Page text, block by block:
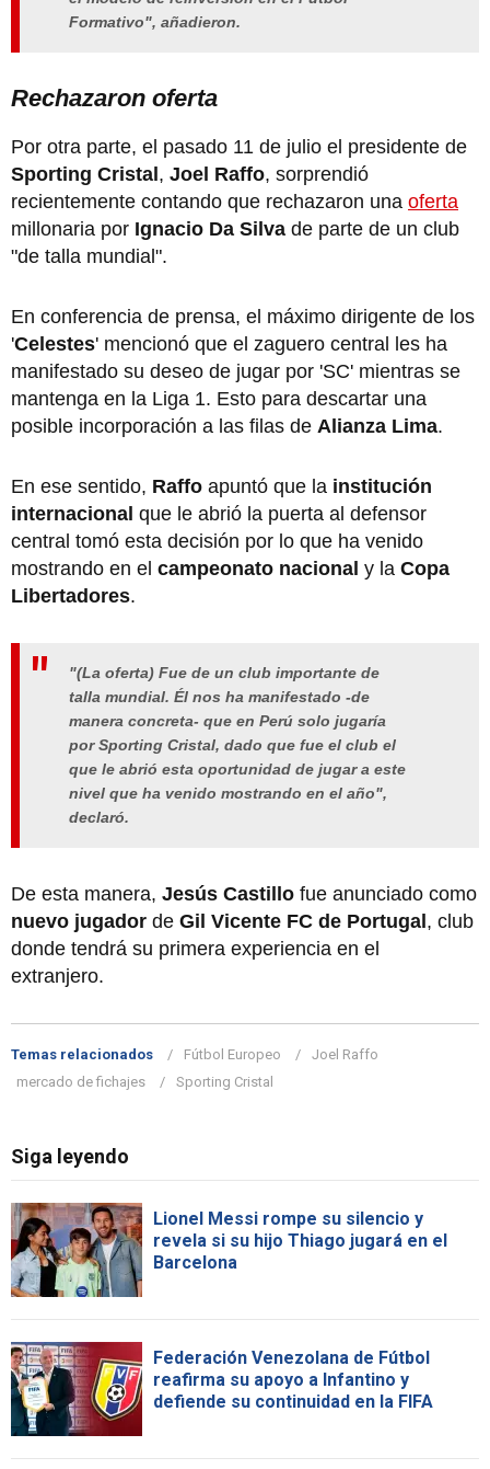
Formativo", añadieron.
Rechazaron oferta
Por otra parte, el pasado 11 de julio el presidente de
Sporting Cristal, Joel Raffo, sorprendió
recientemente contando que rechazaron una oferta
millonaria por Ignacio Da Silva de parte de un club
"de talla mundial".
En conferencia de prensa, el máximo dirigente de los
'Celestes' mencionó que el zaguero central les ha
manifestado su deseo de jugar por 'SC' mientras se
mantenga en la Liga 1. Esto para descartar una
posible incorporación a las filas de Alianza Lima.
En ese sentido, Raffo apuntó que la institución
internacional que le abrió la puerta al defensor
central tomó esta decisión por lo que ha venido
mostrando en el campeonato nacional y la Copa
Libertadores.
"(La oferta) Fue de un club importante de
talla mundial. Él nos ha manifestado -de
manera concreta- que en Perú solo jugaría
por Sporting Cristal, dado que fue el club el
que le abrió esta oportunidad de jugar a este
nivel que ha venido mostrando en el año",
declaró.
De esta manera, Jesús Castillo fue anunciado como
nuevo jugador de Gil Vicente FC de Portugal , club
donde tendrá su primera experiencia en el
extranjero.
Temas relacionados Fútbol Europeo
Joel Raffo
mercado de fichajes
Sporting Cristal
Siga leyendo
Lionel Messi rompe su silencio y
revela si su hijo Thiago jugará en el
Barcelona
Federación Venezolana de Fútbol
reafirma su apoyo a Infantino y
defiende su continuidad en la FIFA